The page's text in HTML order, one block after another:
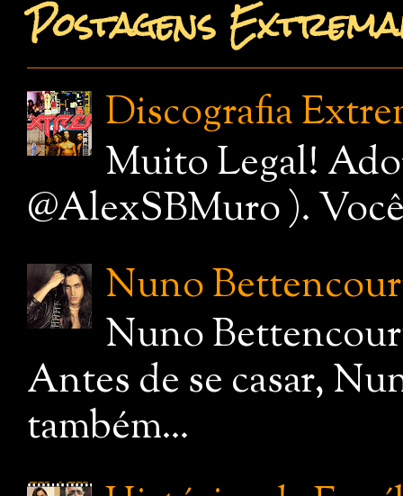
Postagens
Discografia
Muito Legal!
@AlexSBMuro ).
Nuno
Nuno
Antes de se casar,
também...